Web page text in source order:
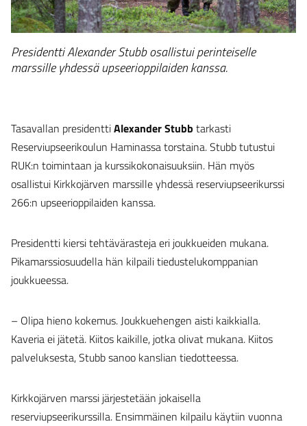
Presidentti Alexander Stubb osallistui perinteiselle
marssille yhdessä upseerioppilaiden kanssa.
Tasavallan presidenttiAlexander Stubb tarkasti
Reserviupseerikoulun Haminassa torstaina. Stubb tutustui
RUK:n toimintaan ja kurssikokonaisuuksiin. Hän myös
osallistui Kirkkojärven marssille yhdessä reserviupseerikurssi
266:n upseerioppilaiden kanssa.
Presidentti kiersi tehtävärasteja eri joukkueiden mukana.
Pikamarssiosuudella hän kilpaili tiedustelukomppanian
joukkueessa.
– Olipa hieno kokemus. Joukkuehengen aisti kaikkialla.
Kaveria ei jätetä. Kiitos kaikille, jotka olivat mukana. Kiitos
palveluksesta, Stubb sanoo kanslian tiedotteessa.
Kirkkojärven marssi järjestetään jokaisella
reserviupseerikurssilla. Ensimmäinen kilpailu käytiin vuonna